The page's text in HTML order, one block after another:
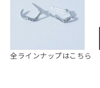
全ラインナップはこちら